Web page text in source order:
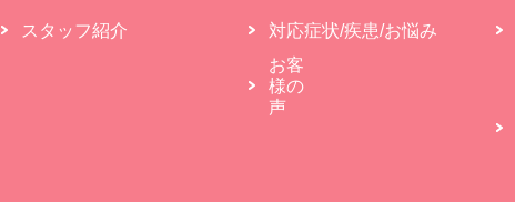
スタッフ紹介
対応症状/疾患/お悩み
お客
様の
声